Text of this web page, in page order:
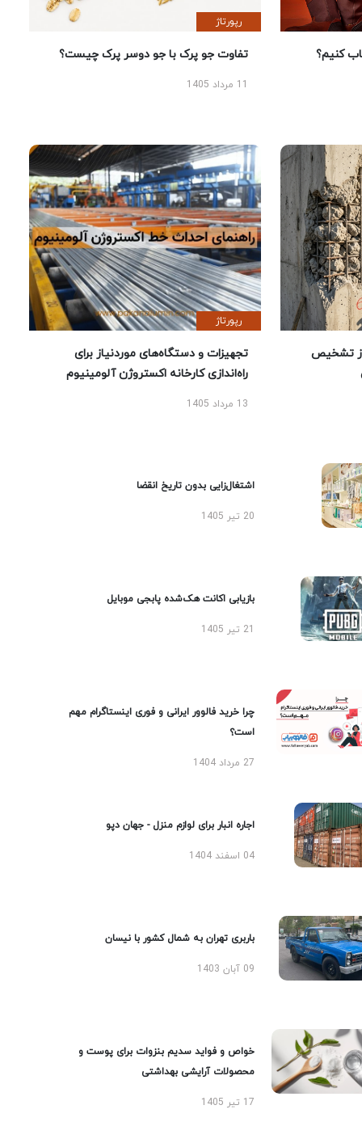
کنیم؟
رپورتاژ
تفاوت جو پرک با جو دوسر پرک چیست؟
تشخیص
رپورتاژ
تجهیزات و دستگاه‌های موردنیاز برای
راه‌اندازی کارخانه اکستروژن آلومینیوم
13 مرداد 1405
اشتغال‌زایی بدون تاریخ انقضا
20 تیر 1405
بازیابی اکانت هک‌شده پابجی موبایل
چرا خرید فالوور ایرانی و فوری اینستاگرام مهم
است؟
27 مرداد 1404
اجاره انبار برای لوازم منزل - جهان دپو
04 اسفند 1404
باربری تهران به شمال کشور با نیسان
09 آبان 1403
خواص و فواید سدیم بنزوات برای پوست و
محصولات آرایشی بهداشتی
17 تیر 1405